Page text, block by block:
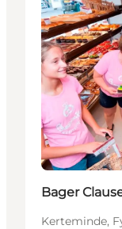
Bager
Kerteminde,